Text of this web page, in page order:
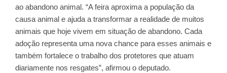
ao abandono animal. “A feira aproxima a população da
causa animal e ajuda a transformar a realidade de muitos
animais que hoje vivem em situação de abandono. Cada
adoção representa uma nova chance para esses animais e
também fortalece o trabalho dos protetores que atuam
diariamente nos resgates”, afirmou o deputado.